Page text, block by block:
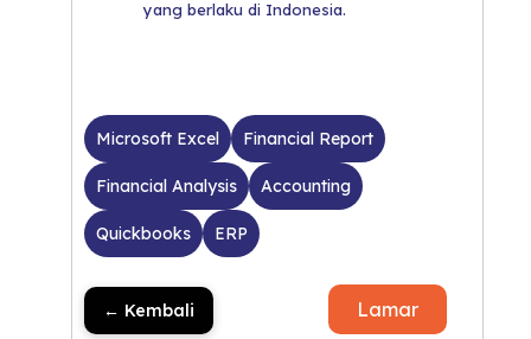
yang berlaku di Indonesia.
Microsoft Excel Financial Report
Financial Analysis Accounting
Quickbooks ERP
← Kembali Lamar